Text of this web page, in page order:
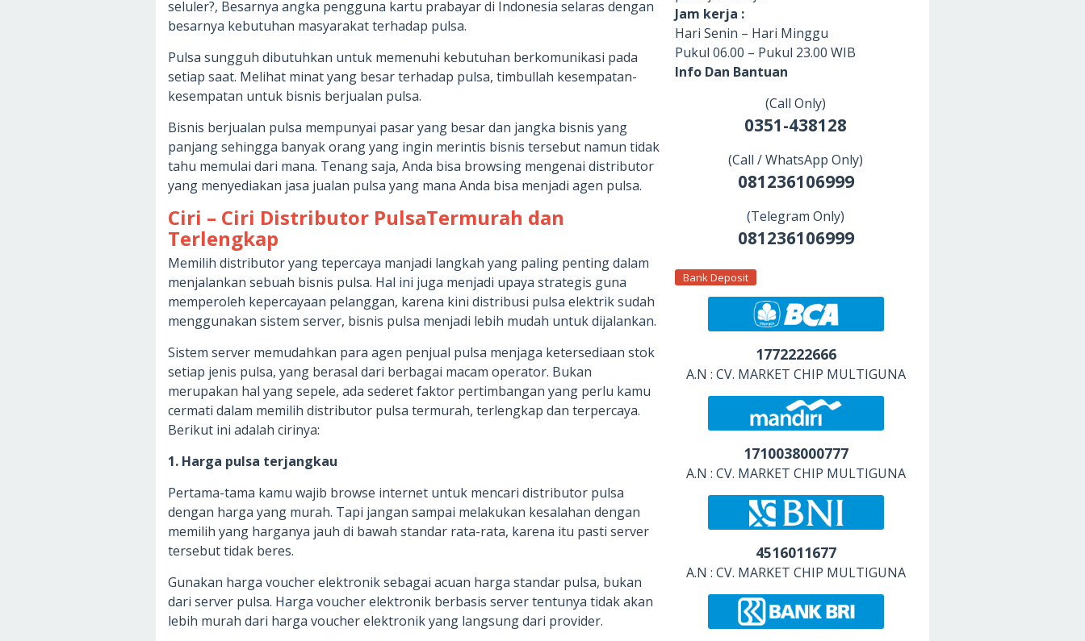
seluler?, Besarnya angka pengguna kartu prabayar di Indonesia selaras dengan
besarnya kebutuhan masyarakat terhadap pulsa.
Pulsa sungguh dibutuhkan untuk memenuhi kebutuhan berkomunikasi pada
setiap saat. Melihat minat yang besar terhadap pulsa, timbullah kesempatan-
kesempatan untuk bisnis berjualan pulsa.
Bisnis berjualan pulsa mempunyai pasar yang besar dan jangka bisnis yang
panjang sehingga banyak orang yang ingin merintis bisnis tersebut namun tidak
tahu memulai dari mana. Tenang saja, Anda bisa browsing mengenai distributor
yang menyediakan jasa jualan pulsa yang mana Anda bisa menjadi agen pulsa.
Ciri – Ciri Distributor PulsaTermurah dan
Terlengkap
Memilih distributor yang tepercaya manjadi langkah yang paling penting dalam
menjalankan sebuah bisnis pulsa. Hal ini juga menjadi upaya strategis guna
memperoleh kepercayaan pelanggan, karena kini distribusi pulsa elektrik sudah
menggunakan sistem server, bisnis pulsa menjadi lebih mudah untuk dijalankan.
Sistem server memudahkan para agen penjual pulsa menjaga ketersediaan stok
setiap jenis pulsa, yang berasal dari berbagai macam operator. Bukan
merupakan hal yang sepele, ada sederet faktor pertimbangan yang perlu kamu
cermati dalam memilih distributor pulsa termurah, terlengkap dan terpercaya.
Berikut ini adalah cirinya:
1. Harga pulsa terjangkau
Pertama-tama kamu wajib browse internet untuk mencari distributor pulsa
dengan harga yang murah. Tapi jangan sampai melakukan kesalahan dengan
memilih yang harganya jauh di bawah standar rata-rata, karena itu pasti server
tersebut tidak beres.
Gunakan harga voucher elektronik sebagai acuan harga standar pulsa, bukan
dari server pulsa. Harga voucher elektronik berbasis server tentunya tidak akan
lebih murah dari harga voucher elektronik yang langsung dari provider.
Jam kerja :
Hari Senin – Hari Minggu
Pukul 06.00 – Pukul 23.00 WIB
Info Dan Bantuan
(Call Only)
0351-438128
(Call / WhatsApp Only)
081236106999
(Telegram Only)
081236106999
Bank Deposit
1772222666
A.N : CV. MARKET CHIP MULTIGUNA
1710038000777
A.N : CV. MARKET CHIP MULTIGUNA
4516011677
A.N : CV. MARKET CHIP MULTIGUNA